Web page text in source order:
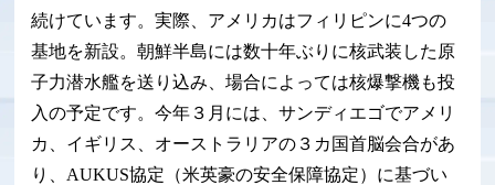
続けています。実際、アメリカはフィリピンに4つの
基地を新設。朝鮮半島には数十年ぶりに核武装した原
子力潜水艦を送り込み、場合によっては核爆撃機も投
入の予定です。今年３月には、サンディエゴでアメリ
カ、イギリス、オーストラリアの３カ国首脳会合があ
り、AUKUS協定（米英豪の安全保障協定）に基づい